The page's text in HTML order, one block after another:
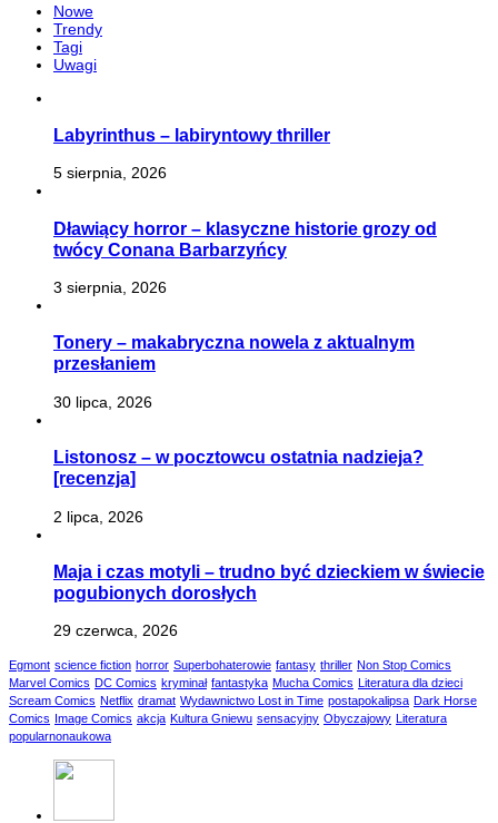
Nowe
Trendy
Tagi
Uwagi
Labyrinthus – labiryntowy thriller
5 sierpnia, 2026
Dławiący horror – klasyczne historie grozy od
twócy Conana Barbarzyńcy
3 sierpnia, 2026
Tonery – makabryczna nowela z aktualnym
przesłaniem
30 lipca, 2026
Listonosz – w pocztowcu ostatnia nadzieja?
[recenzja]
2 lipca, 2026
Maja i czas motyli – trudno być dzieckiem w świecie
pogubionych dorosłych
29 czerwca, 2026
Egmont science fiction horror Superbohaterowie fantasy thriller Non Stop Comics
Marvel Comics DC Comics kryminał fantastyka Mucha Comics
Literatura dla dzieci
Scream Comics Netflix dramat Wydawnictwo Lost in Time postapokalipsa Dark Horse
Comics
Image Comics akcja Kultura Gniewu sensacyjny Obyczajowy
Literatura
popularnonaukowa